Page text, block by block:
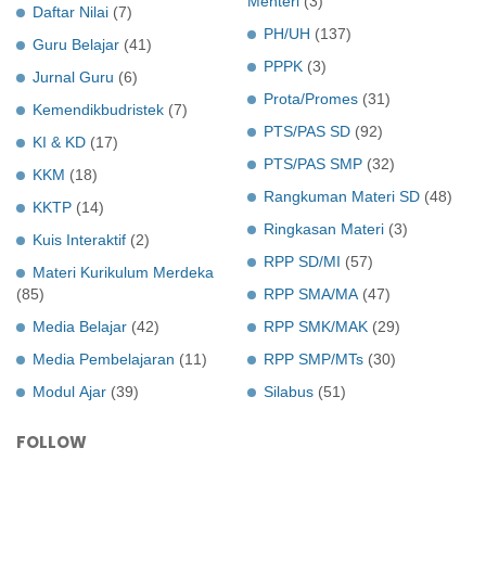
Daftar Nilai (7)
Guru Belajar (41)
Jurnal Guru (6)
Kemendikbudristek (7)
KI & KD (17)
KKM (18)
KKTP (14)
Kuis Interaktif (2)
Materi Kurikulum Merdeka
(85)
Media Belajar (42)
Media Pembelajaran (11)
Modul Ajar (39)
PH/UH (137)
PPPK (3)
Prota/Promes (31)
PTS/PAS SD (92)
PTS/PAS SMP (32)
Rangkuman Materi SD (48)
Ringkasan Materi (3)
RPP SD/MI (57)
RPP SMA/MA (47)
RPP SMK/MAK (29)
RPP SMP/MTs (30)
Silabus (51)
FOLLOW